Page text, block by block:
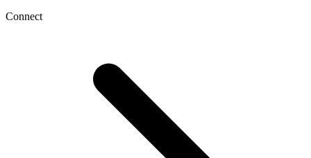
Connect